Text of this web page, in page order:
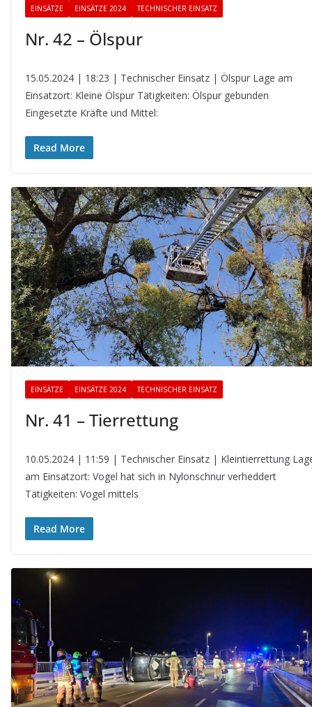
EINSÄTZE EINSÄTZE 2024 TECHNISCHER EINSATZ
Nr. 42 – Ölspur
15.05.2024 | 18:23 | Technischer Einsatz | Ölspur Lage am
Einsatzort: Kleine Ölspur Tätigkeiten: Ölspur gebunden
Eingesetzte Kräfte und Mittel:
Read More
EINSÄTZE EINSÄTZE 2024 TECHNISCHER EINSATZ
Nr. 41 – Tierrettung
10.05.2024 | 11:59 | Technischer Einsatz | Kleintierrettung
am Einsatzort: Vogel hat sich in Nylonschnur verheddert
Tätigkeiten: Vogel mittels
Read More